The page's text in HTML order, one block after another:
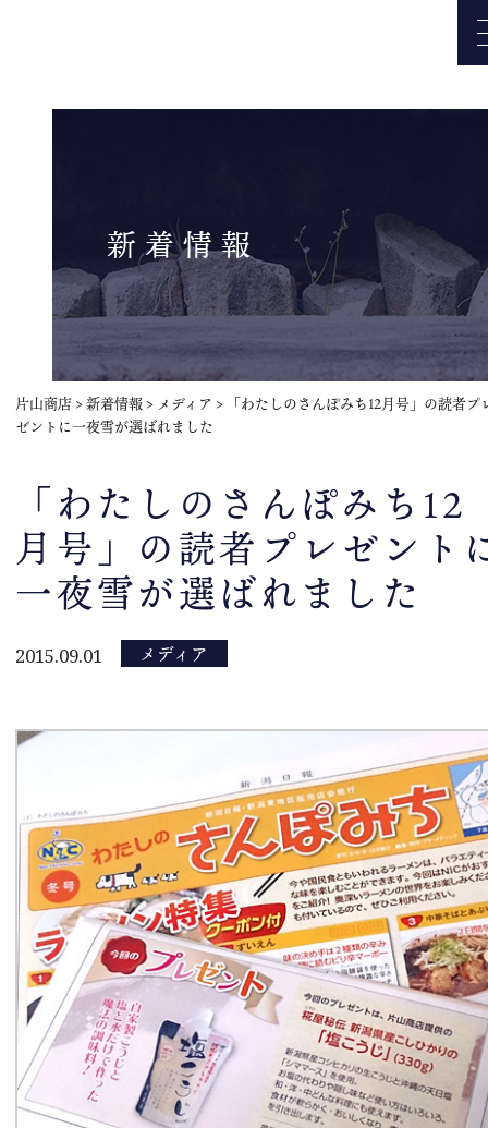
トップページ
新着情報
スタッフブログ
会社概要
こだわり
片山ポリシー
取扱店情報
メディア掲載実績
お問い合わせ
プライバシーポリシー
特定商取引法に基づく表記
お支払い方法
カートをみる
新着情報
片山商店 >新着情報 > メディア > 「わたしのさんぽみち12月号」の読者プ
ゼントに一夜雪が選ばれました
「わたしのさんぽみち12
月号」の読者プレゼント
一夜雪が選ばれました
2015.09.01 メディア